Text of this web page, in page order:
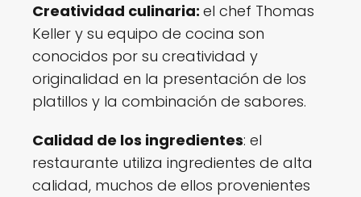
Creatividad culinaria: el chef Thomas
Keller y su equipo de cocina son
conocidos por su creatividad y
originalidad en la presentación de los
platillos y la combinación de sabores.
Calidad de los ingredientes: el
restaurante utiliza ingredientes de alta
calidad, muchos de ellos provenientes